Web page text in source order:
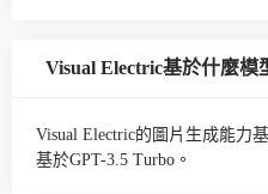
Visual Electric基於什麼模
Visual Electric的圖片生成能力
基於GPT-3.5 Turbo。